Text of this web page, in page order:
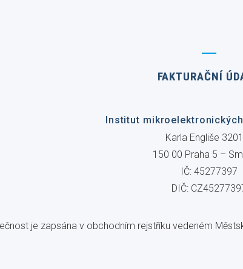
FAKTURAČNÍ
Institut
Karla Engliše
150 00 Praha 5 –
IČ: 45277397
DIČ:
je zapsána v obchodním rejstříku vedeném